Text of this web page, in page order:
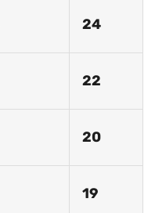
24
22
20
19